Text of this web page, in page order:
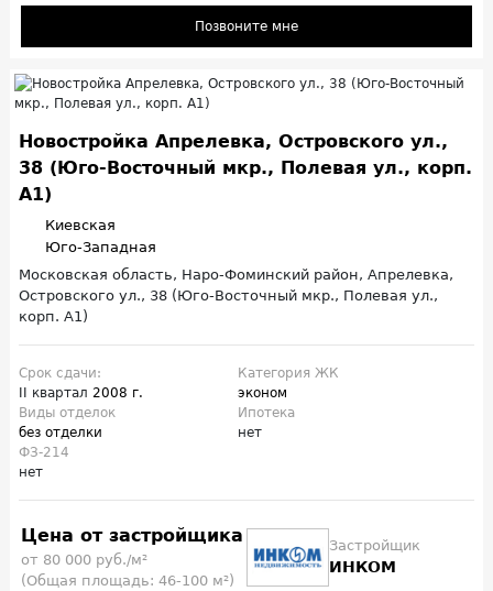
Позвоните мне
Новостройка Апрелевка, Островского ул.,
38 (Юго-Восточный мкр., Полевая ул., корп.
А1)
Киевская
Юго-Западная
Московская область, Наро-Фоминский район, Апрелевка,
Островского ул., 38 (Юго-Восточный мкр., Полевая ул.,
корп. А1)
Срок сдачи:
II квартал 2008 г.
Категория ЖК
эконом
Виды отделок
без отделки
Ипотека
нет
ФЗ-214
нет
Цена от застройщика
от 80 000 руб./м²
(Общая площадь: 46-100 м²)
Застройщик
ИНКОМ